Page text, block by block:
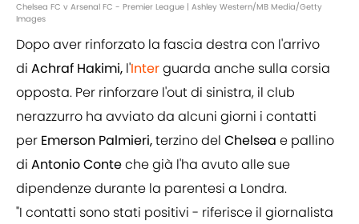
Chelsea FC v Arsenal FC - Premier League | Ashley Western/MB Media/Getty
Images
Dopo aver rinforzato la fascia destra con l'arrivo
di Achraf Hakimi, l'Interguarda anche sulla corsia
opposta. Per rinforzare l'out di sinistra, il club
nerazzurro ha avviato da alcuni giorni i contatti
per Emerson Palmieri,terzino del Chelsea e pallino
di Antonio Conteche già l'ha avuto alle sue
dipendenze durante la parentesi a Londra.
"I contatti sono stati positivi - riferisce il giornalista